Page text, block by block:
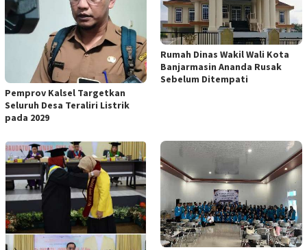
Pemprov Kalsel Targetkan
Seluruh Desa Teraliri Listrik
pada 2029
Rumah Dinas Wakil Wali Kota
Banjarmasin Ananda Rusak
Sebelum Ditempati